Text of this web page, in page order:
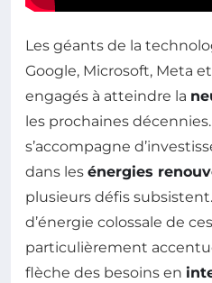
Les géants de la
Google, Microsoft, Meta
engagés à atteindre la
les prochaines
s’accompagne
dans les énergies
plusieurs défis
d’énergie colossale de
particulièrement
flèche des besoins en